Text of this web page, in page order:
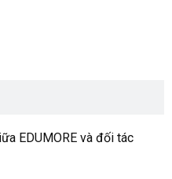
EDUMORE và đối tác